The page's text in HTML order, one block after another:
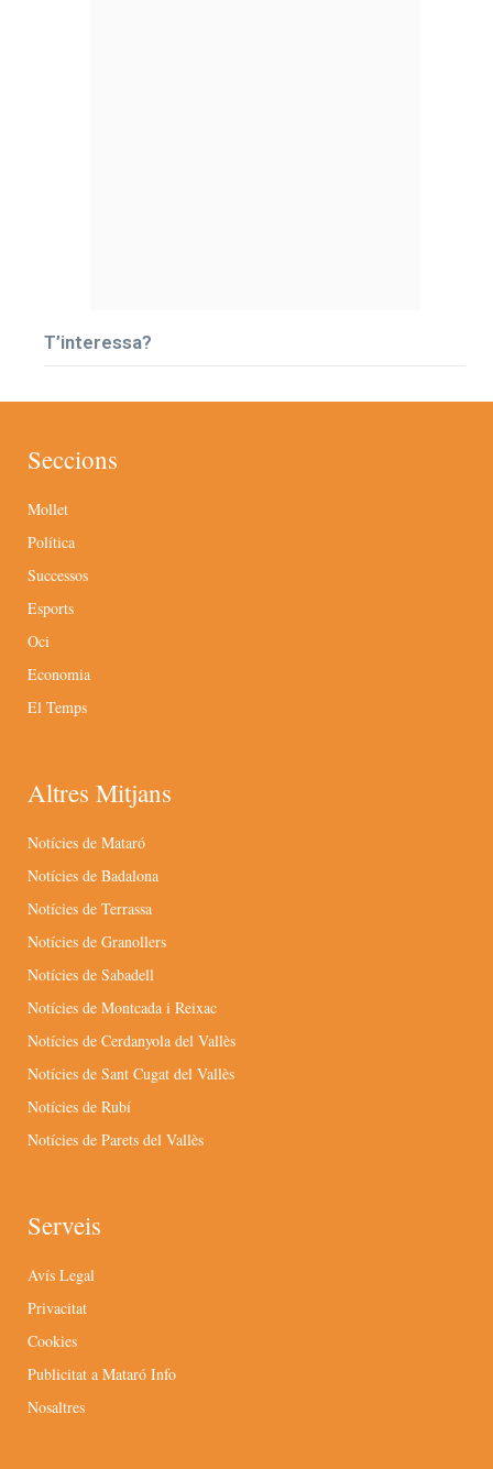
T’interessa?
Seccions
Mollet
Política
Successos
Esports
Oci
Economia
El Temps
Altres Mitjans
Notícies de Mataró
Notícies de Badalona
Notícies de Terrassa
Notícies de Granollers
Notícies de Sabadell
Notícies de Montcada i Reixac
Notícies de Cerdanyola del Vallès
Notícies de Sant Cugat del Vallès
Notícies de Rubí
Notícies de Parets del Vallès
Serveis
Avís Legal
Privacitat
Cookies
Publicitat a Mataró Info
Nosaltres